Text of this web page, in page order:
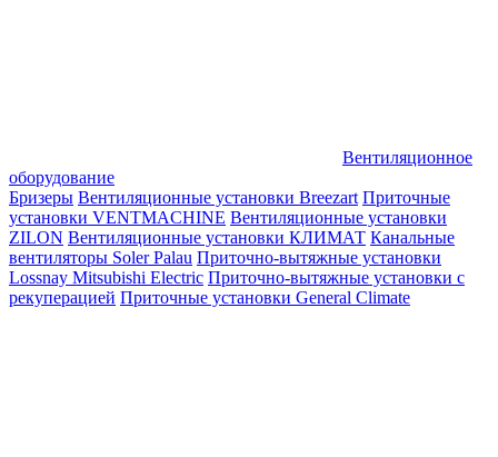
Вентиляционное
оборудование
Бризеры Вентиляционные установки Breezart Приточные
установки VENTMACHINE Вентиляционные установки
ZILON Вентиляционные установки КЛИМАТ Канальные
вентиляторы Soler Palau Приточно-вытяжные установки
Lossnay Mitsubishi Electric Приточно-вытяжные установки с
рекуперацией Приточные установки General Climate